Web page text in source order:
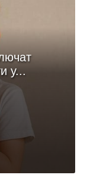
у...